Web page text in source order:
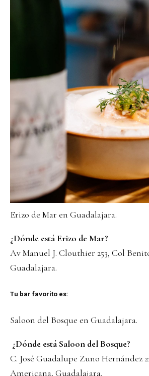
Erizo de Mar en Guadalajara.
¿Dónde está Erizo de Mar?
Av Manuel J. Clouthier 253, Col
Guadalajara.
Tu bar favorito es:
Saloon del Bosque en Guadalajara.
¿Dónde está Saloon del Bosque?
C. José Guadalupe Zuno Hernández
Americana, Guadalajara.